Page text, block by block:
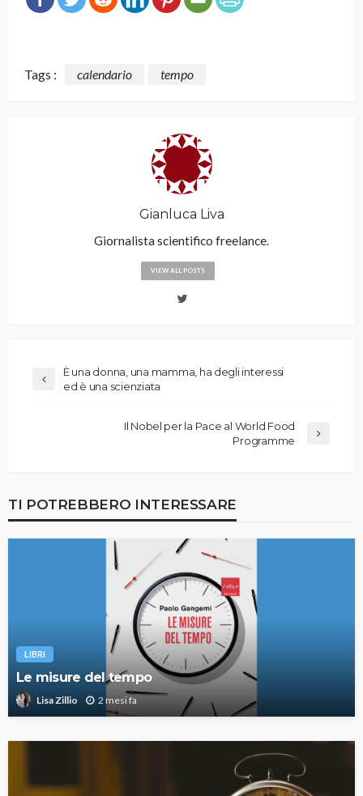
Tags : calendario tempo
Gianluca Liva
Giornalista scientifico freelance.
VIEW ALL POSTS
È una donna, una mamma, ha degli interessi
ed è una scienziata
Il Nobel per la Pace al World Food
Programme
TI POTREBBERO INTERESSARE
LIBRI
Le misure del tempo
Lisa Zillio 2 mesi fa